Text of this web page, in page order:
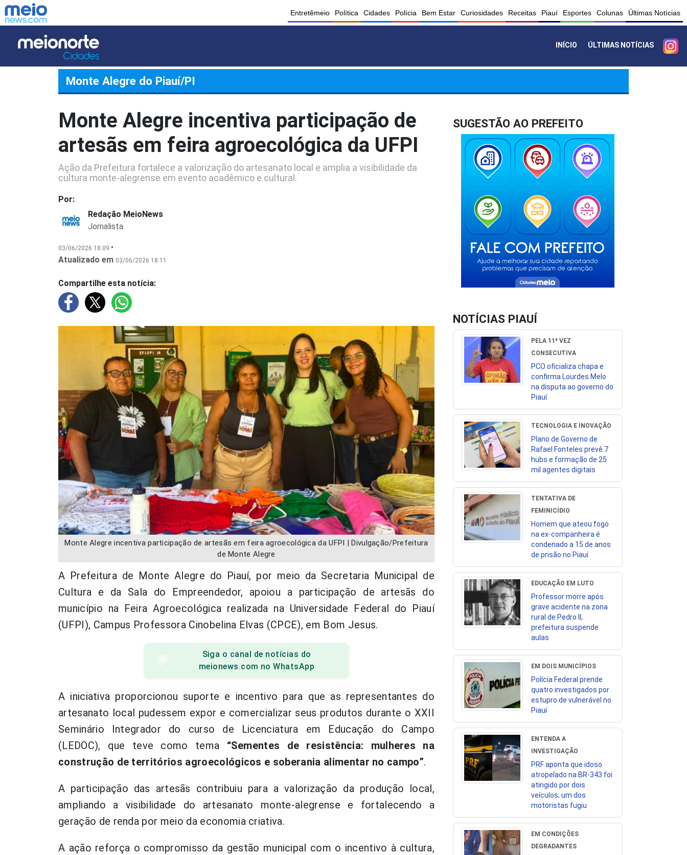
Entretêmeio Política Cidades Polícia Bem Estar Curiosidades Receitas Piauí Esportes Colunas Últimas Notícias
INÍCIO ÚLTIMAS NOTÍCIAS
Monte Alegre do Piauí/PI
Monte Alegre incentiva participação de
artesãs em feira agroecológica da UFPI
Ação da Prefeitura fortalece a valorização do artesanato local e amplia a visibilidade da
cultura monte-alegrense em evento acadêmico e cultural.
Por:
Redação MeioNews
Jornalista
03/06/2026 18:09 •
Atualizado em 03/06/2026 18:11
Compartilhe esta notícia:
Monte Alegre incentiva participação de artesãs em feira agroecológica da UFPI | Divulgação/Prefeitura
de Monte Alegre
A Prefeitura de Monte Alegre do Piauí, por meio da Secretaria Municipal de
Cultura e da Sala do Empreendedor, apoiou a participação de artesãs do
município na Feira Agroecológica realizada na Universidade Federal do Piauí
(UFPI), Campus Professora Cinobelina Elvas (CPCE), em Bom Jesus.
💬
Siga o canal de notícias do
meionews.com no WhatsApp
A iniciativa proporcionou suporte e incentivo para que as representantes do
artesanato local pudessem expor e comercializar seus produtos durante o XXII
Seminário Integrador do curso de Licenciatura em Educação do Campo
(LEDOC), que teve como tema “Sementes de resistência: mulheres na
construção de territórios agroecológicos e soberania alimentar no campo”.
A participação das artesãs contribuiu para a valorização da produção local,
ampliando a visibilidade do artesanato monte-alegrense e fortalecendo a
geração de renda por meio da economia criativa.
A ação reforça o compromisso da gestão municipal com o incentivo à cultura,
SUGESTÃO AO PREFEITO
NOTÍCIAS PIAUÍ
PELA 11ª VEZ
CONSECUTIVA
PCO oficializa chapa e
confirma Lourdes Melo
na disputa ao governo do
Piauí
TECNOLOGIA E INOVAÇÃO
Plano de Governo de
Rafael Fonteles prevê 7
hubs e formação de 25
mil agentes digitais
TENTATIVA DE
FEMINICÍDIO
Homem que ateou fogo
na ex-companheira é
condenado a 15 de anos
de prisão no Piauí
EDUCAÇÃO EM LUTO
Professor morre após
grave acidente na zona
rural de Pedro II;
prefeitura suspende
aulas
EM DOIS MUNICÍPIOS
Polícia Federal prende
quatro investigados por
estupro de vulnerável no
Piauí
ENTENDA A
INVESTIGAÇÃO
PRF aponta que idoso
atropelado na BR-343 foi
atingido por dois
veículos; um dos
motoristas fugiu
EM CONDIÇÕES
DEGRADANTES